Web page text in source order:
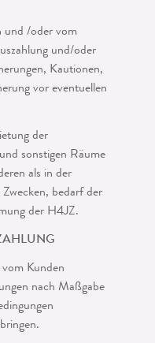
und /oder vom
und/oder
Kautionen,
vor eventuellen
der
sons­tigen Räume
als in der
bedarf der
der H4JZ.
Kunden
nach Maßgabe